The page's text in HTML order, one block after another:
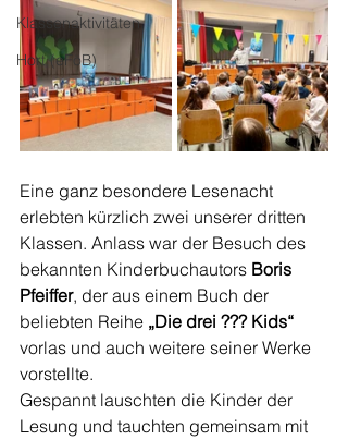
Klassenaktivitäten
Hort (eFöB)
Eine ganz besondere Lesenacht
erlebten kürzlich zwei unserer dritten
Klassen. Anlass war der Besuch des
bekannten Kinderbuchautors Boris
Pfeiffer, der aus einem Buch der
beliebten Reihe „Die drei ??? Kids“
vorlas und auch weitere seiner Werke
vorstellte.
Gespannt lauschten die Kinder der
Lesung und tauchten gemeinsam mit